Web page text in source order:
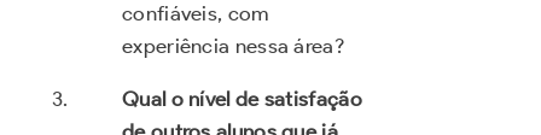
confiáveis, com
experiência nessa área?
Qual o nível de satisfação